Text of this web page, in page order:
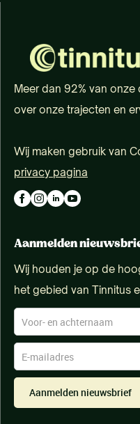
Meer dan 92% van onze
over onze trajecten en
Wij maken gebruik van
privacy pagina
Aanmelden
Wij houden je op de
het gebied van Tinnitus
Aanmelden nieuwsbrief